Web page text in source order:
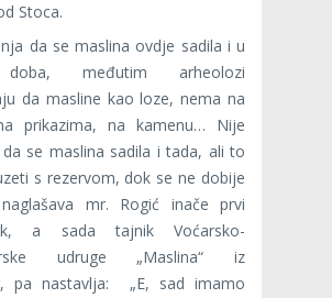
Stoca.
da se maslina ovdje sadila i u
međutim arheolozi
da masline kao loze, nema na
prikazima, na kamenu… Nije
se maslina sadila i tada, ali to
s rezervom, dok se ne dobije
mr. Rogić inače prvi
a sada tajnik Voćarsko-
udruge „Maslina“ iz
pa nastavlja: „E, sad imamo